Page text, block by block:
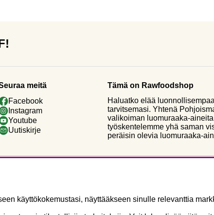
meitä
Facebook
Instagram
Youtube
Uutiskirje
Tämä on Rawfoodshop
Haluatko elää
tarvitsemasi. Yhtenä
valikoiman luomuraaka-
työskentelemme yhä saman
peräisin olevia luomuraaka-
käyttökokemustasi, näyttääkseen sinulle relevanttia